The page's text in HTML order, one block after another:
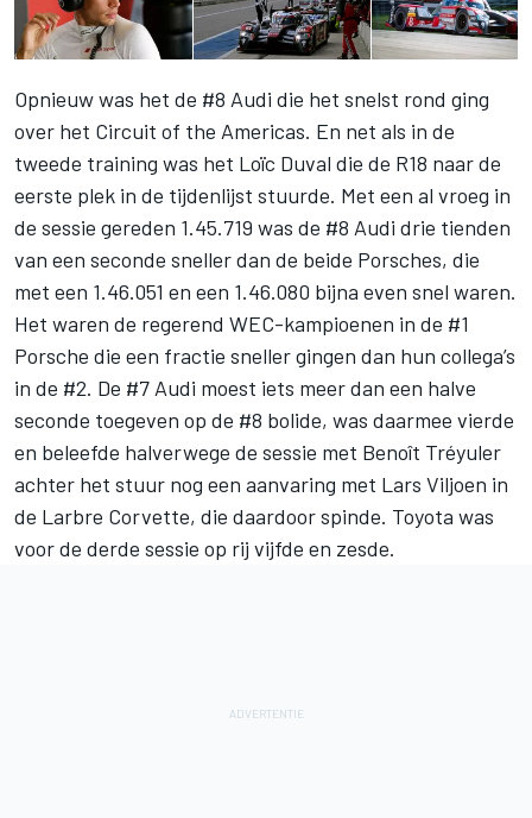
Opnieuw was het de #8 Audi die het snelst rond ging
over het Circuit of the Americas. En net als in de
tweede training was het Loïc Duval die de R18 naar de
eerste plek in de tijdenlijst stuurde. Met een al vroeg in
de sessie gereden 1.45.719 was de #8 Audi drie tienden
van een seconde sneller dan de beide Porsches, die
met een 1.46.051 en een 1.46.080 bijna even snel waren.
Het waren de regerend WEC-kampioenen in de #1
Porsche die een fractie sneller gingen dan hun collega’s
in de #2. De #7 Audi moest iets meer dan een halve
seconde toegeven op de #8 bolide, was daarmee vierde
en beleefde halverwege de sessie met Benoît Tréyuler
achter het stuur nog een aanvaring met Lars Viljoen in
de Larbre Corvette, die daardoor spinde. Toyota was
voor de derde sessie op rij vijfde en zesde.